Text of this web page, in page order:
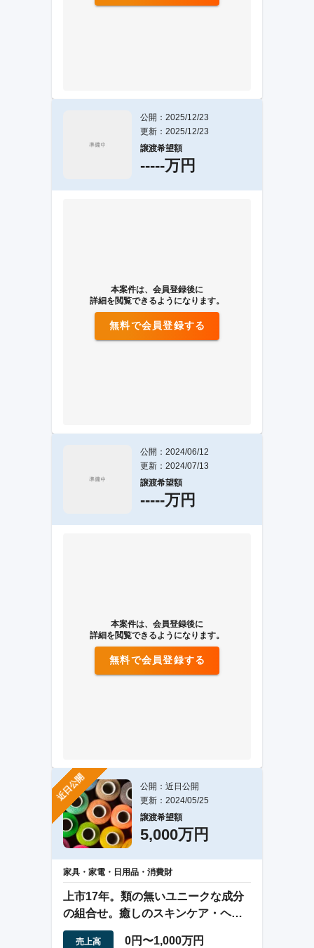
公開：2025/12/23
更新：2025/12/23
譲渡希望額
-----万円
本案件は、会員登録後に
詳細を閲覧できるようになります。
無料で会員登録する
公開：2024/06/12
更新：2024/07/13
譲渡希望額
-----万円
本案件は、会員登録後に
詳細を閲覧できるようになります。
無料で会員登録する
近日公開
公開：近日公開
更新：2024/05/25
譲渡希望額
5,000万円
家具・家電・日用品・消費財
上市17年。類の無いユニークな成分
の組合せ。癒しのスキンケア・ヘア
ケア商品
売上高 0円〜1,000万円